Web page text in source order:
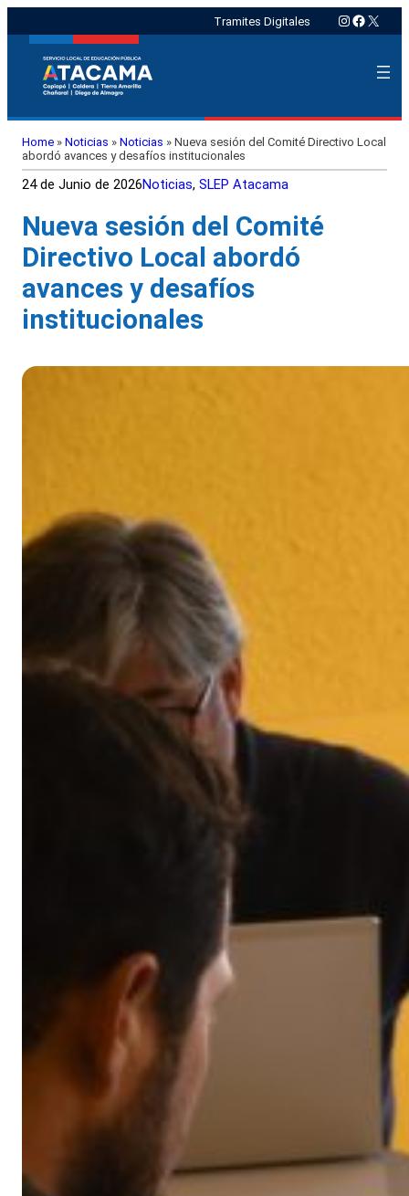
Tramites Digitales Instagram
X
Home » Noticias » Noticias » Nueva sesión del Comité Directivo Local
abordó avances y desafíos institucionales
24 de Junio de 2026Noticias, SLEP Atacama
Nueva sesión del Comité
Directivo Local abordó
avances y desafíos
institucionales